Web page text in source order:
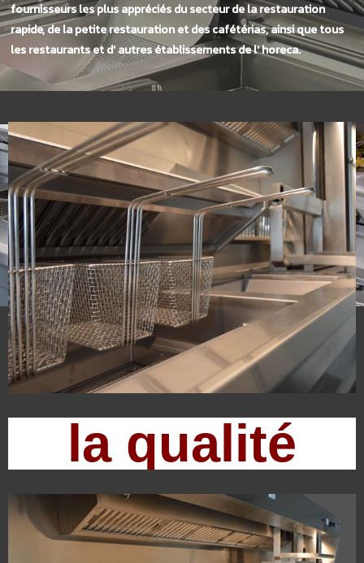
fournisseurs les plus appréciés du secteur de la restauration
rapide, de la petite restauration et des cafétérias, ainsi que tous
les restaurants et d' autres établissements de l' horeca.
la qualité